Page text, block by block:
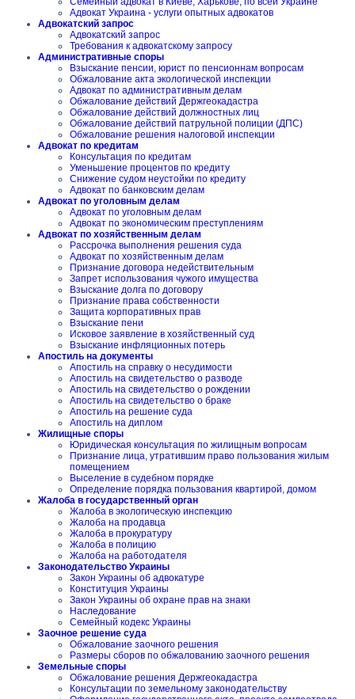
Адвокат Украина - услуги опытных адвокатов
Адвокатский запрос
Адвокатский запрос
Требования к адвокатскому запросу
Административные споры
Взыскание пенсии, юрист по пенсионнам вопросам
Обжалование акта экологической инспекции
Адвокат по административным делам
Обжалование действий Держгеокадастра
Обжалование действий должностных лиц
Обжалование действий патрульной полиции (ДПС)
Обжалование решения налоговой инспекции
Адвокат по кредитам
Консультация по кредитам
Уменьшение процентов по кредиту
Снижение судом неустойки по кредиту
Адвокат по банковским делам
Адвокат по уголовным делам
Адвокат по уголовным делам
Адвокат по экономическим преступлениям
Адвокат по хозяйственным делам
Рассрочка выполнения решения суда
Адвокат по хозяйственным делам
Признание договора недействительным
Запрет использования чужого имущества
Взыскание долга по договору
Признание права собственности
Защита корпоративных прав
Взыскание пени
Исковое заявление в хозяйственный суд
Взыскание инфляционных потерь
Апостиль на документы
Апостиль на справку о несудимости
Апостиль на свидетельство о разводе
Апостиль на свидетельство о рождении
Апостиль на свидетельство о браке
Апостиль на решение суда
Апостиль на диплом
Жилищные споры
Юридическая консультация по жилищным вопросам
Признание лица, утратившим право пользования жилым
помещением
Выселение в судебном порядке
Определение порядка пользования квартирой, домом
Жалоба в государственный орган
Жалоба в экологическую инспекцию
Жалоба на продавца
Жалоба в прокуратуру
Жалоба в полицию
Жалоба на работодателя
Законодательство Украины
Закон Украины об адвокатуре
Конституция Украины
Закон Украины об охране прав на знаки
Наследование
Семейный кодекс Украины
Заочное решение суда
Обжалование заочного решения
Размеры сборов по обжалованию заочного решения
Земельные споры
Обжалование решения Держгеокадастра
Консультации по земельному законодательству